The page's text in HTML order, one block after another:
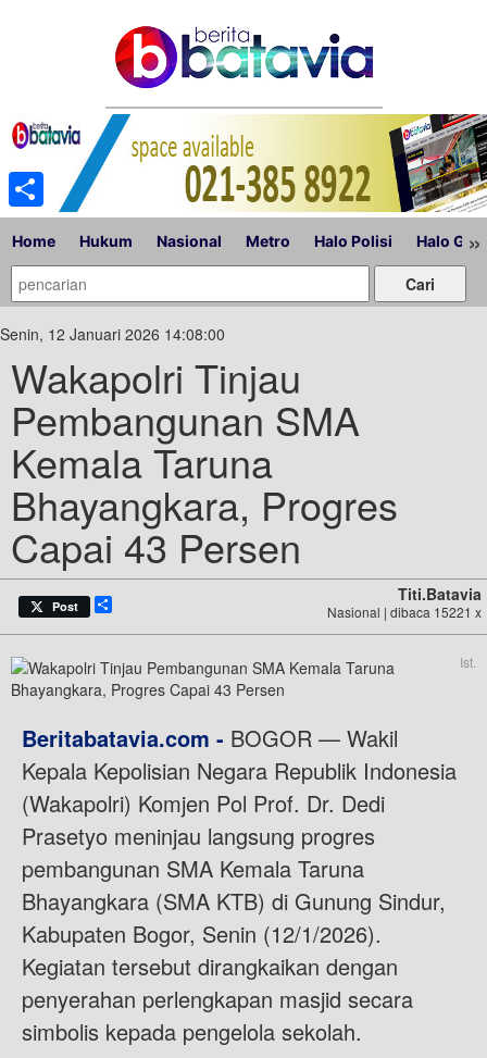
Home Hukum Nasional Metro Halo Polisi Halo »
Senin, 12 Januari 2026 14:08:00
Wakapolri Tinjau
Pembangunan SMA
Kemala Taruna
Bhayangkara, Progres
Capai 43 Persen
Post
Titi.batavia
Nasional | dibaca 15221 x
Ist.
Beritabatavia.com - BOGOR — Wakil
Kepala Kepolisian Negara Republik Indonesia
(Wakapolri) Komjen Pol Prof. Dr. Dedi
Prasetyo meninjau langsung progres
pembangunan SMA Kemala Taruna
Bhayangkara (SMA KTB) di Gunung Sindur,
Kabupaten Bogor, Senin (12/1/2026).
Kegiatan tersebut dirangkaikan dengan
penyerahan perlengkapan masjid secara
simbolis kepada pengelola sekolah.
Share